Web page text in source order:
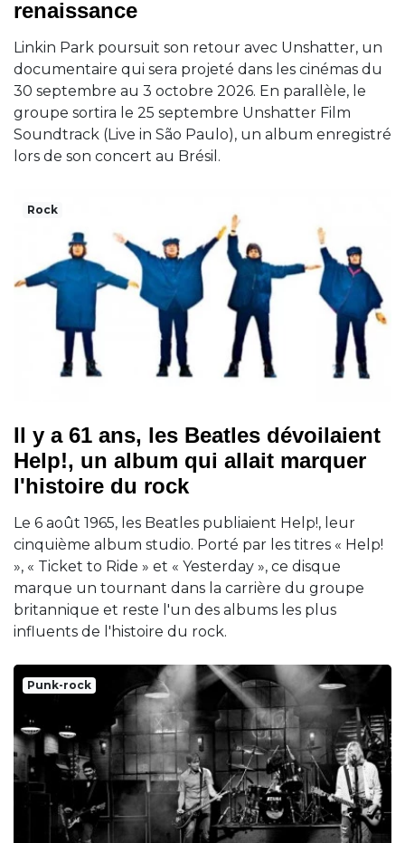
renaissance
Linkin Park poursuit son retour avec Unshatter, un
documentaire qui sera projeté dans les cinémas du
30 septembre au 3 octobre 2026. En parallèle, le
groupe sortira le 25 septembre Unshatter Film
Soundtrack (Live in São Paulo), un album enregistré
lors de son concert au Brésil.
Rock
Il y a 61 ans, les Beatles dévoilaient
Help!, un album qui allait marquer
l'histoire du rock
Le 6 août 1965, les Beatles publiaient Help!, leur
cinquième album studio. Porté par les titres « Help!
», « Ticket to Ride » et « Yesterday », ce disque
marque un tournant dans la carrière du groupe
britannique et reste l'un des albums les plus
influents de l'histoire du rock.
Punk-rock